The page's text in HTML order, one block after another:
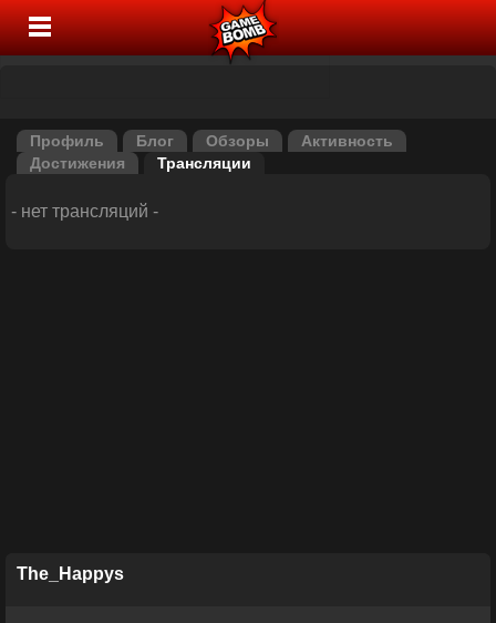
Профиль Блог Обзоры
Активность
Достижения
Трансляции
- нет трансляций -
The_Happys